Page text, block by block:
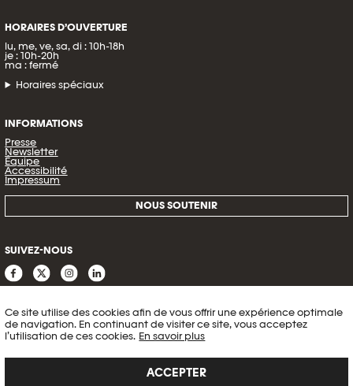
Ce site utilise des cookies afin de vous offrir une expérience optimale
de navigation. En continuant de visiter ce site, vous acceptez
l’utilisation de ces cookies. En savoir plus
ACCEPTER
HORAIRES D’OUVERTURE
lu, me, ve, sa, di : 10h-18h
je : 10h-20h
ma : fermé
Horaires spéciaux
INFORMATIONS
Presse
Newsletter
Équipe
Accessibilité
Impressum
NOUS SOUTENIR
SUIVEZ-NOUS